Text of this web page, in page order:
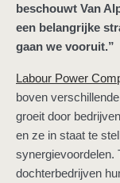
beschouwt Van
een belangrijke
gaan we vooruit.”
Labour Power
boven
groeit door
en ze in staat te
synergievoordelen.
dochterbedrijven